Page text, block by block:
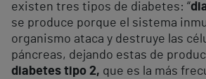
existen tres tipos de diabetes: “
se produce porque el sistema
organismo ataca y destruye las
páncreas, dejando estas de
diabetes tipo 2, que es la más